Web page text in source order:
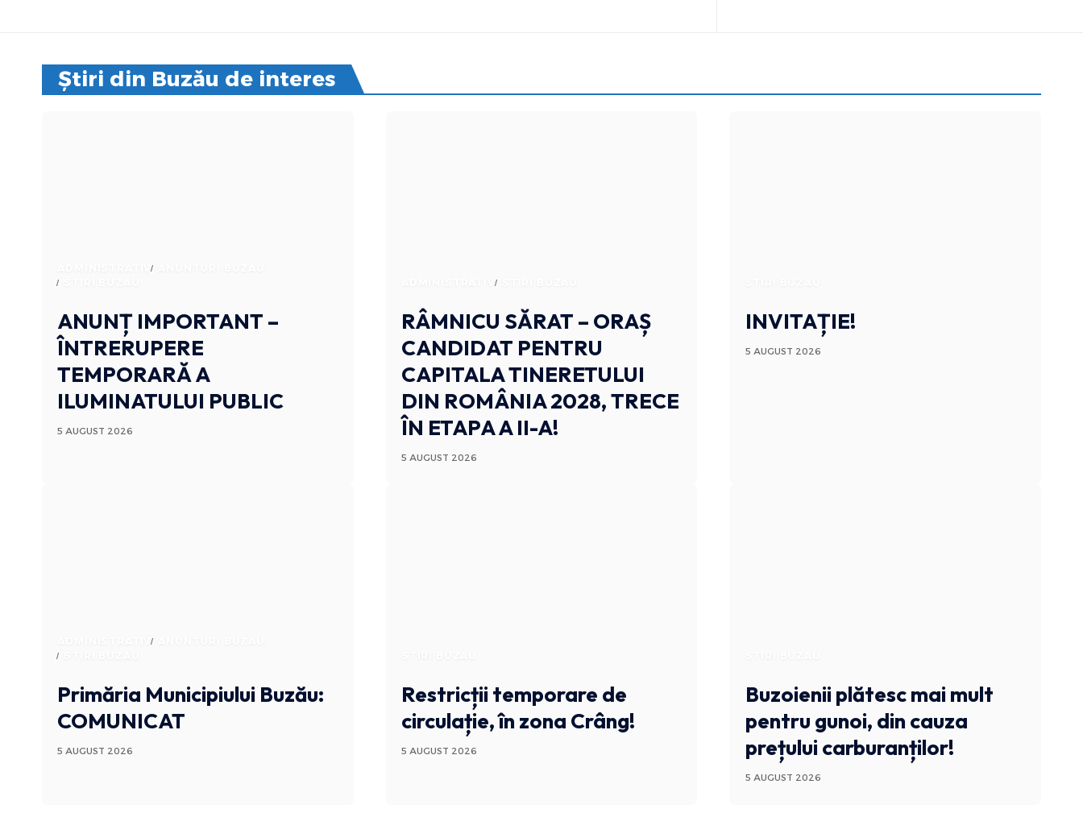
Știri din Buzău de interes
ADMINISTRATIV
ANUNȚ IMPORTANT –
ÎNTRERUPERE
TEMPORARĂ A
ILUMINATULUI PUBLIC
5 AUGUST 2026
ADMINISTRATIV
RÂMNICU SĂRAT – ORAȘ
CANDIDAT PENTRU
CAPITALA TINERETULUI
DIN ROMÂNIA 2028, TRECE
ÎN ETAPA A II-A!
5 AUGUST 2026
INVITAȚIE!
5 AUGUST 2026
ADMINISTRATIV
Primăria Municipiului Buzău:
COMUNICAT
5 AUGUST 2026
Restricții temporare de
circulație, în zona Crâng!
5 AUGUST 2026
Buzoienii plătesc mai mult
pentru gunoi, din cauza
prețului carburanților!
5 AUGUST 2026